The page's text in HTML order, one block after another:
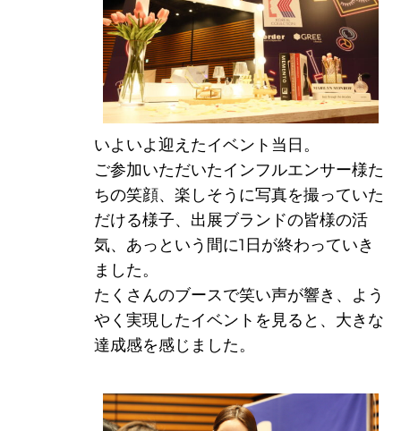
ーダー[
るダ
いよいよ迎えたイベント当日。
ご参加いただいたインフルエンサー様た
ちの笑顔、楽しそうに写真を撮っていた
だける様子、出展ブランドの皆様の活
気、あっという間に1日が終わっていき
ました。
たくさんのブースで笑い声が響き、よう
やく実現したイベントを見ると、大きな
達成感を感じました。